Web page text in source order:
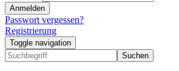
Anmelden
Passwort vergessen?
Registrierung
Toggle navigation
Suchen